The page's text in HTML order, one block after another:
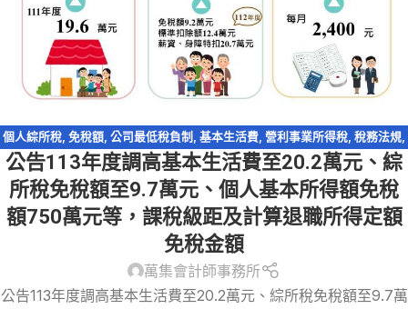
個人綜所稅, 免稅額, 公司最低稅負制 , 基本生活費, 營利事業所得稅, 稅務法規,
綜所稅免稅額,綜所稅身心障礙扣除額
公告113年度調高基本生活費至20.2萬元、綜
所稅免稅額至9.7萬元、個人基本所得額免稅
額750萬元等，課稅級距及計算退職所得定額
免稅金額
萬集會計師事務所
公告113年度調高基本生活費至20.2萬元、綜所稅免稅額至9.7萬